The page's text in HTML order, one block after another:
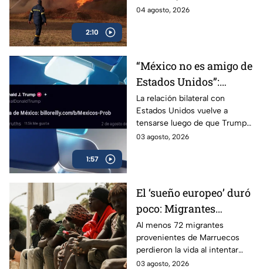
2:10
han detenido a más de 30
04 agosto, 2026
1:57
“México no es amigo de
Estados Unidos”:
Trump cuestiona
estrategia contra el
narcotráfico
La relación bilateral con
Estados Unidos vuelve a
tensarse luego de que Trump
aseguró que “el problema es
03 agosto, 2026
El ‘sueño europeo’ duró
poco: Migrantes
regresan a Marruecos
Al menos 72 migrantes
provenientes de Marruecos
perdieron la vida al intentar
superar las rompeolas y la valla
03 agosto, 2026